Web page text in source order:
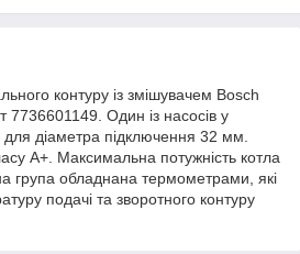
контуру із змішувачем Bosch
7736601149. Один із насосів у
для діаметра підключення 32 мм.
А+. Максимальна потужність котла
група обладнана термометрами, які
подачі та зворотного контуру